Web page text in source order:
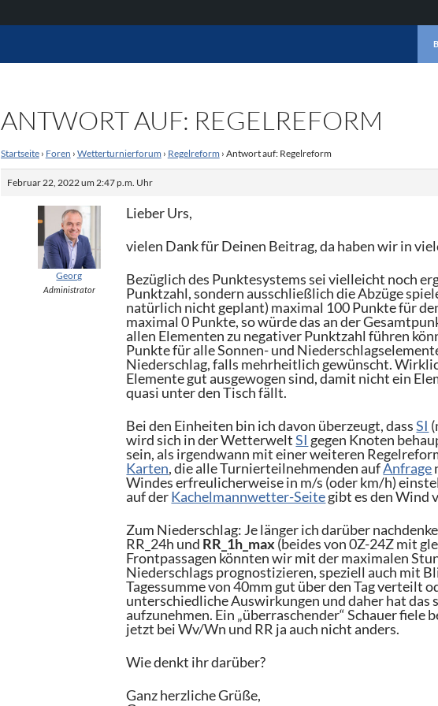
ANTWORT AUF: REGELREFORM
Startseite › Foren › Wetterturnierforum › Regelreform › Antwort auf: Regelreform
Februar 22, 2022 um 2:47 p.m. Uhr
Georg
Administrator
Lieber Urs,
vielen Dank für Deinen Beitrag, da haben wir in
Bezüglich des Punktesystems sei vielleicht noch
Punktzahl, sondern ausschließlich die Abzüge
natürlich nicht geplant) maximal 100 Punkte für
maximal 0 Punkte, so würde das an der
allen Elementen zu negativer Punktzahl führen
Punkte für alle Sonnen- und
Niederschlag, falls mehrheitlich gewünscht.
Elemente gut ausgewogen sind, damit nicht ein
quasi unter den Tisch fällt.
Bei den Einheiten bin ich davon überzeugt, dassSI
wird sich in der WetterweltSI gegen Knoten
sein, als irgendwann mit einer weiteren
Karten, die alle Turnierteilnehmenden aufAnfrage
Windes erfreulicherweise in m/s (oder km/h)
auf derKachelmannwetter-Seitegibt es den Wind
Zum Niederschlag: Je länger ich darüber
RR_24h und RR_1h_max (beides von 0Z-24Z mit
Frontpassagen könnten wir mit der maximalen
Niederschlags prognostizieren, speziell auch mit
Tagessumme von 40mm gut über den Tag verteilt
unterschiedliche Auswirkungen und daher hat das
aufzunehmen. Ein „überraschender“ Schauer
jetzt bei Wv/Wn und RR ja auch nicht anders.
Wie denkt ihr darüber?
Ganz herzliche Grüße,